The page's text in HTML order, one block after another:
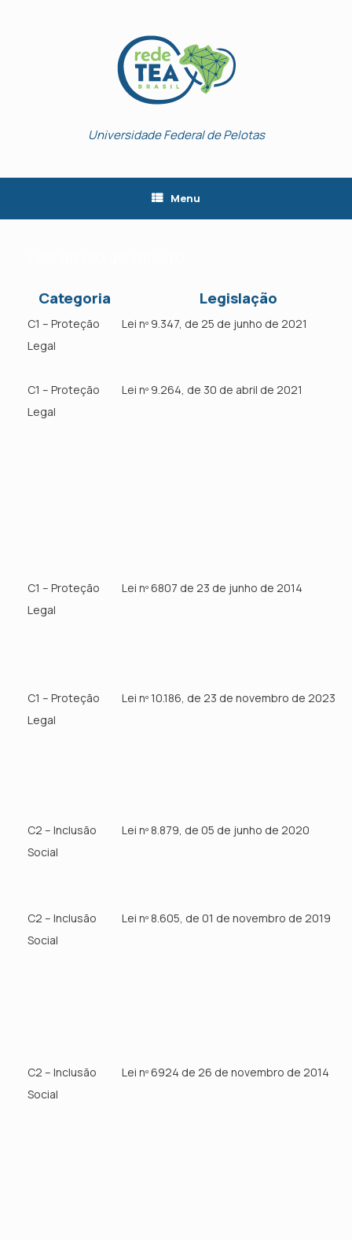
Universidade Federal de Pelotas
Menu
Categoria Legislação
C1 – Proteção
Legal
Lei nº 9.347, de 25 de junho de 2021
C1 – Proteção
Legal
Lei nº 9.264, de 30 de abril de 2021
C1 – Proteção
Legal
Lei nº 6807 de 23 de junho de 2014
C1 – Proteção
Legal
Lei nº 10.186, de 23 de novembro de 2023
C2 – Inclusão
Social
Lei nº 8.879, de 05 de junho de 2020
C2 – Inclusão
Social
Lei nº 8.605, de 01 de novembro de 2019
C2 – Inclusão
Social
Lei nº 6924 de 26 de novembro de 2014